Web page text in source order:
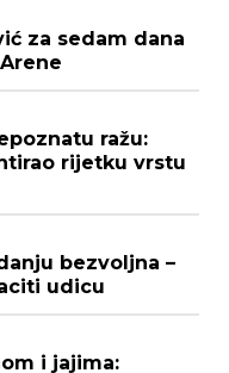
za sedam dana
ražu:
rijetku vrstu
bezvoljna –
udicu
i jajima: